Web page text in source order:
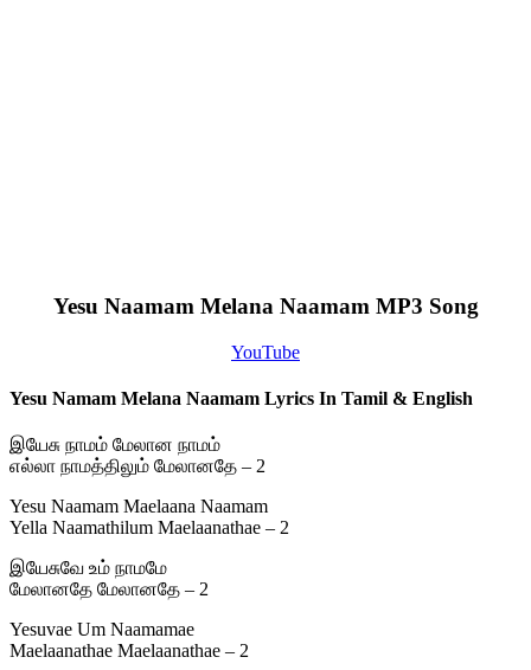
Yesu Naamam Melana Naamam MP3 Song
YouTube
Yesu Namam Melana Naamam Lyrics In Tamil & English
இயேசு நாமம் மேலான நாமம்
எல்லா நாமத்திலும் மேலானதே – 2
Yesu Naamam Maelaana Naamam
Yella Naamathilum Maelaanathae – 2
இயேசுவே உம் நாமமே
மேலானதே மேலானதே – 2
Yesuvae Um Naamamae
Maelaanathae Maelaanathae – 2